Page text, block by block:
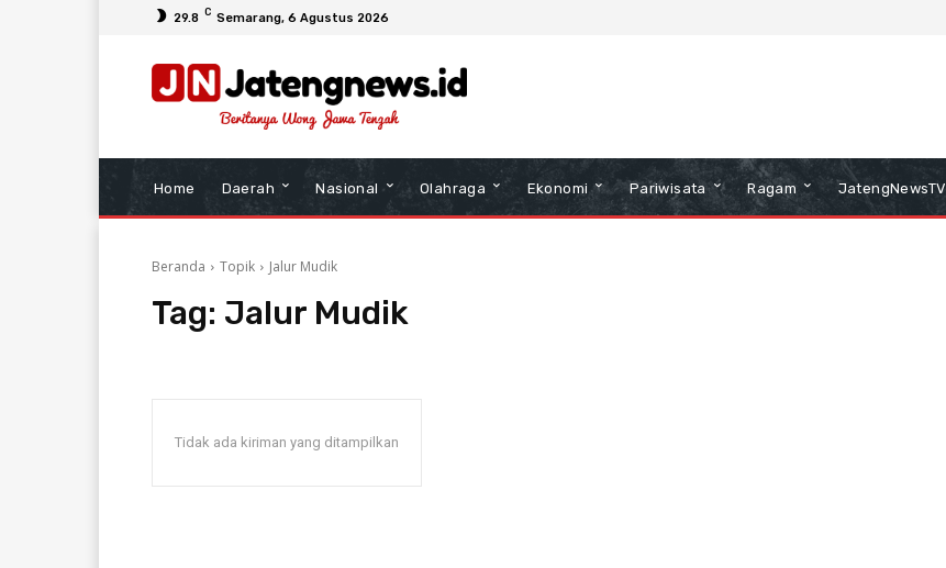
29.8 C Semarang, 6 Agustus 2026
Home Daerah Nasional Olahraga Ekonomi Pariwisata Ragam JatengNewsTV
Beranda Topik Jalur Mudik
Tag: Jalur Mudik
Tidak ada kiriman yang ditampilkan